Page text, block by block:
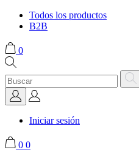
Todos los productos
B2B
0
Iniciar sesión
0 0